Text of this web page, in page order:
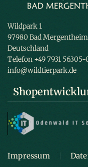
Wildpark 1
97980 Bad Mergentheim
Deutschland
Telefon +49 7931 56305-
info@wildtierpark.de
Impressum